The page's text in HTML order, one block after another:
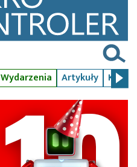
Wydarzenia Artykuły Kursy